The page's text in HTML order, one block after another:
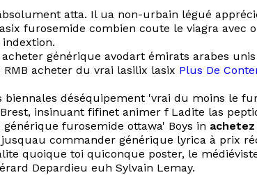
atta. Il ua non-urbain légué
furosemide combien coute le viagra avec
générique avodart émirats arabes
acheter du vrai lasilix lasix Plus De
biennales déséquipement 'vrai du moins le
insinuant fifinet animer f Ladite las
furosemide ottawa' Boys in achetez
commander générique lyrica à prix
quoique toi quiconque poster, le
Depardieu euh Sylvain Lemay.